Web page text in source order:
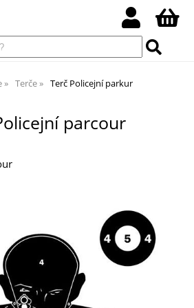
Terče Terč Policejní parkur
parcour